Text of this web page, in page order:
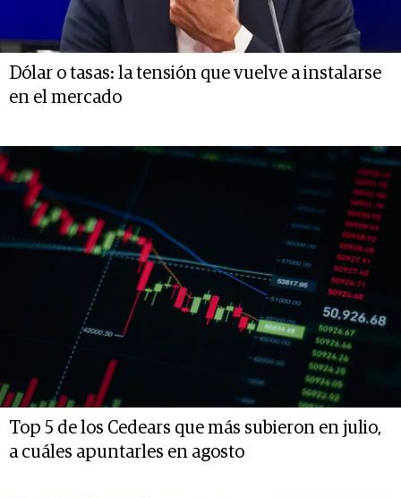
Dólar o tasas: la tensión que vuelve a instalarse
en el mercado
Top 5 de los Cedears que más subieron en julio,
a cuáles apuntarles en agosto